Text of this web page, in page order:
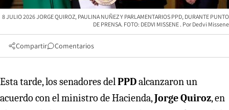
8 JULIO 2026 JORGE QUIROZ, PAULINA NUÑEZ Y PARLAMENTARIOS PPD, DURANTE PUNTO
DE PRENSA. FOTO: DEDVI MISSENE
Dedvi Missene
Compartir Comentarios
Esta tarde, los senadores delPPDalcanzaron un
acuerdo con el ministro de Hacienda,Jorge Quiroz, en